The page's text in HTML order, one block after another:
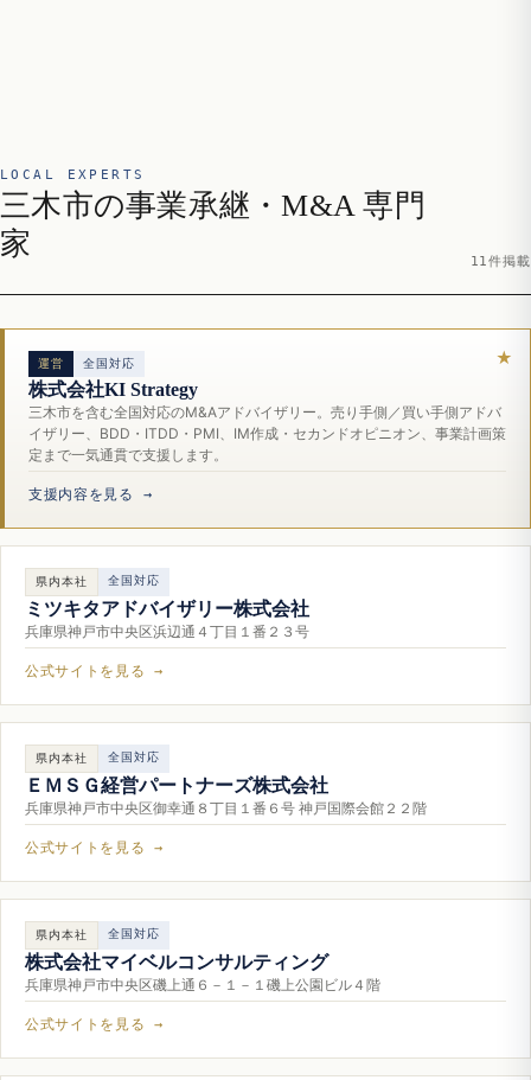
LOCAL EXPERTS
三木市の事業承継・M&A 専門
家
11件掲載
運営 全国対応
株式会社KI Strategy
三木市を含む全国対応のM&Aアドバイザリー。売り手側／買い手側アドバ
イザリー、BDD・ITDD・PMI、IM作成・セカンドオピニオン、事業計画策
定まで一気通貫で支援します。
支援内容を見る →
県内本社 全国対応
ミツキタアドバイザリー株式会社
兵庫県神戸市中央区浜辺通４丁目１番２３号
公式サイトを見る →
県内本社 全国対応
ＥＭＳＧ経営パートナーズ株式会社
兵庫県神戸市中央区御幸通８丁目１番６号 神戸国際会館２２階
公式サイトを見る →
県内本社 全国対応
株式会社マイベルコンサルティング
兵庫県神戸市中央区磯上通６－１－１磯上公園ビル４階
公式サイトを見る →